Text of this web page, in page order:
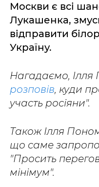
Москви є всі
Лукашенка,
відправити
Україну.
Нагадаємо,
розповів, куди
участь росіяни".
Також Ілля
що саме
"Просить
мінімум".